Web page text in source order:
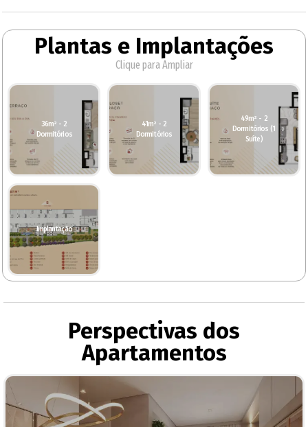
Plantas e Implantações
Clique para Ampliar
36m² - 2
Dormitórios
41m² - 2
Dormitórios
49m² - 2
Dormitórios (1
Suíte)
Implantação
Perspectivas dos
Apartamentos